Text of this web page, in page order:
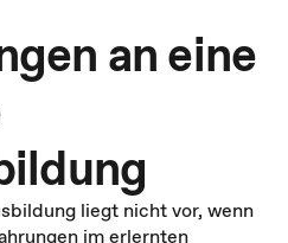
an eine
liegt nicht vor, wenn
im erlernten